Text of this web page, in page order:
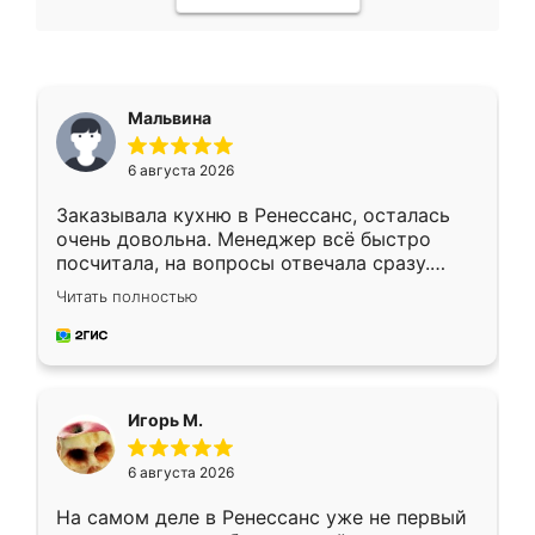
Мальвина
6 августа 2026
Заказывала кухню в Ренессанс, осталась
очень довольна. Менеджер всё быстро
посчитала, на вопросы отвечала сразу.
Замерщик приехал в субботу, подошёл к
делу со всей ответственностью. Собрали
за день, ребята работали аккуратно, даже
Читать полностью
Игорь М.
6 августа 2026
На самом деле в Ренессанс уже не первый